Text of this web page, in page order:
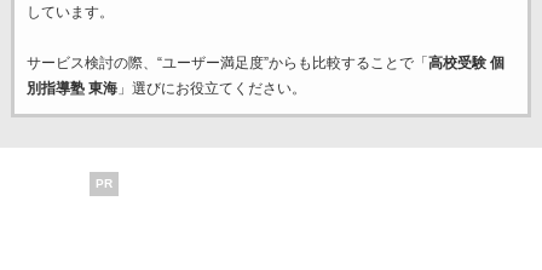
しています。
サービス検討の際、“ユーザー満足度”からも比較することで「 高校受験 個
別指導塾 東海」選びにお役立てください。
PR